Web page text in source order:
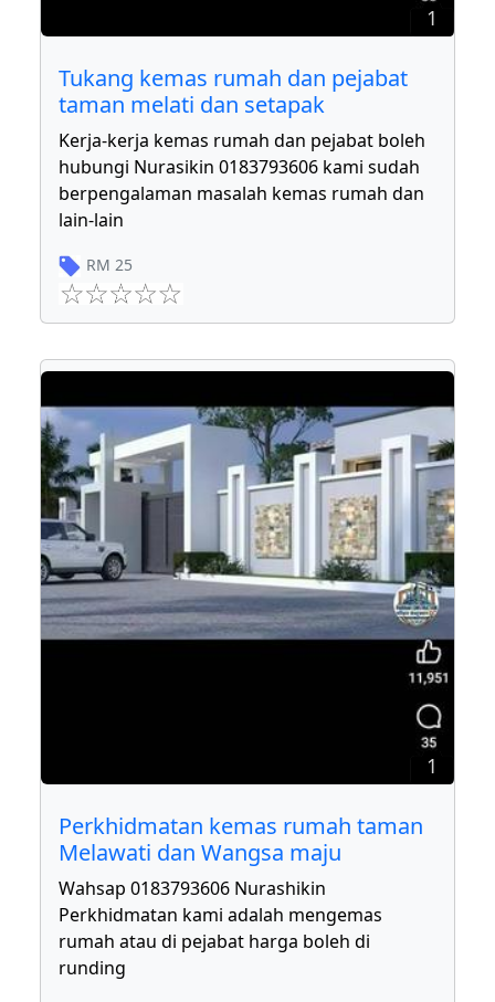
1
Tukang kemas rumah dan pejabat
taman melati dan setapak
Kerja-kerja kemas rumah dan pejabat boleh
hubungi Nurasikin 0183793606 kami sudah
berpengalaman masalah kemas rumah dan
lain-lain
RM 25
1
Perkhidmatan kemas rumah taman
Melawati dan Wangsa maju
Wahsap 0183793606 Nurashikin
Perkhidmatan kami adalah mengemas
rumah atau di pejabat harga boleh di
runding